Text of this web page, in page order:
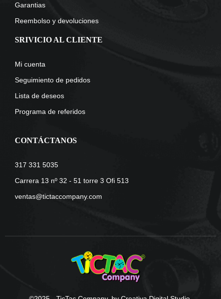
Garantias
Reembolso y devoluciones
SRIVICIO AL CLIENTE
Mi cuenta
Seguimiento de pedidos
Lista de deseos
Programa de referidos
CONTÁCTANOS
317 331 5035
Carrera 13 nº 32 - 51 torre 3 Ofi 513
ventas@tictaccompany.com